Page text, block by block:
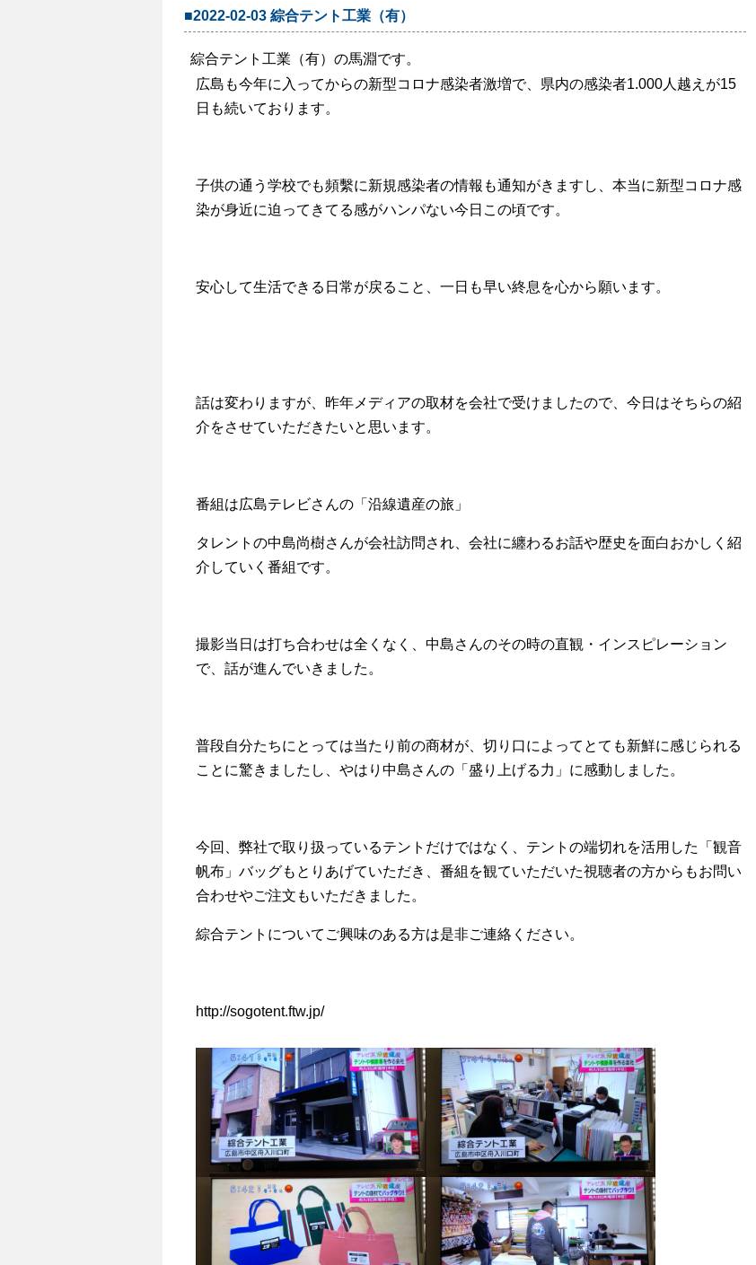
■2022-02-03 綜合テント工業（有）
綜合テント工業（有）の馬淵です。
広島も今年に入ってからの新型コロナ感染者激増で、県内の感染者1.000人越えが15
日も続いております。
子供の通う学校でも頻繫に新規感染者の情報も通知がきますし、本当に新型コロナ感
染が身近に迫ってきてる感がハンパない今日この頃です。
安心して生活できる日常が戻ること、一日も早い終息を心から願います。
話は変わりますが、昨年メディアの取材を会社で受けましたので、今日はそちらの紹
介をさせていただきたいと思います。
番組は広島テレビさんの「沿線遺産の旅」
タレントの中島尚樹さんが会社訪問され、会社に纏わるお話や歴史を面白おかしく紹
介していく番組です。
撮影当日は打ち合わせは全くなく、中島さんのその時の直観・インスピレーション
で、話が進んでいきました。
普段自分たちにとっては当たり前の商材が、切り口によってとても新鮮に感じられる
ことに驚きましたし、やはり中島さんの「盛り上げる力」に感動しました。
今回、弊社で取り扱っているテントだけではなく、テントの端切れを活用した「観音
帆布」バッグもとりあげていただき、番組を観ていただいた視聴者の方からもお問い
合わせやご注文もいただきました。
綜合テントについてご興味のある方は是非ご連絡ください。
http://sogotent.ftw.jp/